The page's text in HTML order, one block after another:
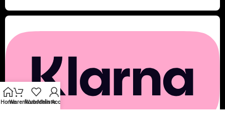
HomeWarenkorbWunschliste
Mein Account